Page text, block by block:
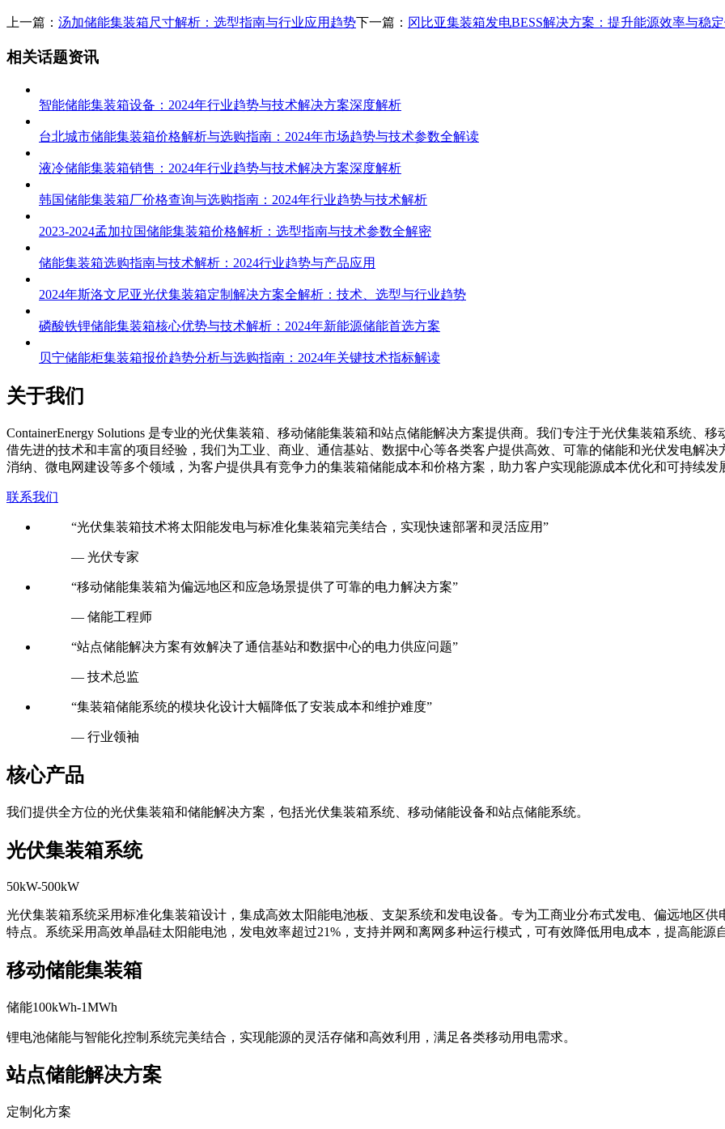
上一篇： 汤加储能集装箱尺寸解析：选型指南与行业应用趋势下一篇： 冈比亚集装箱发电BESS解决方案：提升能源效率与稳
相关话题资讯
智能储能集装箱设备：2024年行业趋势与技术解决方案深度解析
台北城市储能集装箱价格解析与选购指南：2024年市场趋势与技术参数全解读
液冷储能集装箱销售：2024年行业趋势与技术解决方案深度解析
韩国储能集装箱厂价格查询与选购指南：2024年行业趋势与技术解析
2023-2024孟加拉国储能集装箱价格解析：选型指南与技术参数全解密
储能集装箱选购指南与技术解析：2024行业趋势与产品应用
2024年斯洛文尼亚光伏集装箱定制解决方案全解析：技术、选型与行业趋势
磷酸铁锂储能集装箱核心优势与技术解析：2024年新能源储能首选方案
贝宁储能柜集装箱报价趋势分析与选购指南：2024年关键技术指标解读
关于我们
ContainerEnergy Solutions 是专业的光伏集装箱、移动储能集装箱和站点储能解决方案提供商。我们专注于光伏集装箱系统、
借先进的技术和丰富的项目经验，我们为工业、商业、通信基站、数据中心等各类客户提供高效、可靠的储能和光伏发电解
消纳、微电网建设等多个领域，为客户提供具有竞争力的集装箱储能成本和价格方案，助力客户实现能源成本优化和可持续发
联系我们
“光伏集装箱技术将太阳能发电与标准化集装箱完美结合，实现快速部署和灵活应用”
— 光伏专家
“移动储能集装箱为偏远地区和应急场景提供了可靠的电力解决方案”
— 储能工程师
“站点储能解决方案有效解决了通信基站和数据中心的电力供应问题”
— 技术总监
“集装箱储能系统的模块化设计大幅降低了安装成本和维护难度”
— 行业领袖
核心产品
我们提供全方位的光伏集装箱和储能解决方案，包括光伏集装箱系统、移动储能设备和站点储能系统。
光伏集装箱系统
50kW-500kW
光伏集装箱系统采用标准化集装箱设计，集成高效太阳能电池板、支架系统和发电设备。专为工商业分布式发电、偏远地区
特点。系统采用高效单晶硅太阳能电池，发电效率超过21%，支持并网和离网多种运行模式，可有效降低用电成本，提高能源
移动储能集装箱
储能100kWh-1MWh
锂电池储能与智能化控制系统完美结合，实现能源的灵活存储和高效利用，满足各类移动用电需求。
站点储能解决方案
定制化方案